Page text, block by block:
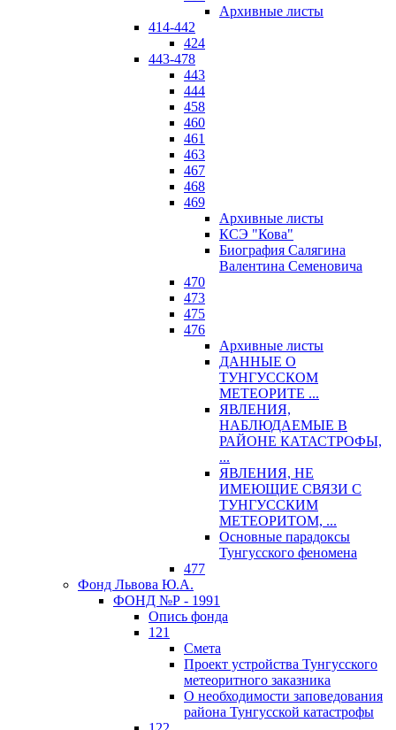
Архивные листы
414-442
424
443-478
443
444
458
460
461
463
467
468
469
Архивные листы
КСЭ "Кова"
Биография Салягина
Валентина Семеновича
470
473
475
476
Архивные листы
ДАННЫЕ О
ТУНГУССКОМ
МЕТЕОРИТЕ ...
ЯВЛЕНИЯ,
НАБЛЮДАЕМЫЕ В
РАЙОНЕ КАТАСТРОФЫ,
...
ЯВЛЕНИЯ, НЕ
ИМЕЮЩИЕ СВЯЗИ С
ТУНГУССКИМ
МЕТЕОРИТОМ, ...
Основные парадоксы
Тунгусского феномена
477
Фонд Львова Ю.А.
ФОНД №Р - 1991
Опись фонда
121
Смета
Проект устройства Тунгусского
метеоритного заказника
О необходимости заповедования
района Тунгусской катастрофы